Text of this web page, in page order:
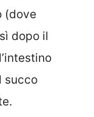
(dove
dopo il
succo